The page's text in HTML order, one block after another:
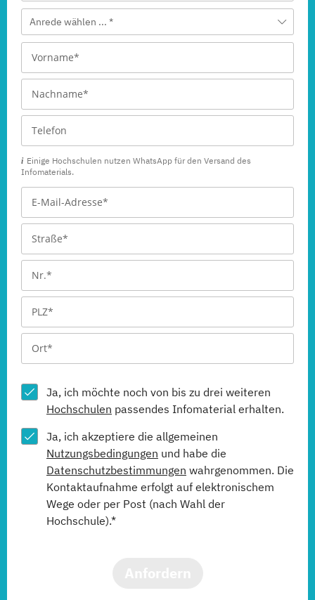
Anrede wählen ... *
Einige Hochschulen nutzen WhatsApp für den Versand des
Infomaterials.
Ja, ich möchte noch von bis zu drei weiteren
Hochschulen passendes Infomaterial erhalten.
Ja, ich akzeptiere die allgemeinen
Nutzungsbedingungen und habe die
Datenschutzbestimmungen wahrgenommen. Die
Kontaktaufnahme erfolgt auf elektronischem
Wege oder per Post (nach Wahl der
Hochschule).*